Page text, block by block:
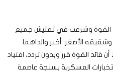
القوة وشرعت في تفتيش جميع
الأصغر. أخبر والداهما
أن قائد القوة قرر وبدون تردد، اقتياد
العسكرية بسنجة عاصمة